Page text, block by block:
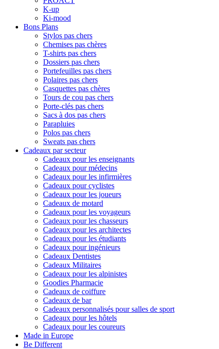
K-up
Ki-mood
Bons Plans
Stylos pas chers
Chemises pas chères
T-shirts pas chers
Dossiers pas chers
Portefeuilles pas chers
Polaires pas chers
Casquettes pas chères
Tours de cou pas chers
Porte-clés pas chers
Sacs à dos pas chers
Parapluies
Polos pas chers
Sweats pas chers
Cadeaux par secteur
Cadeaux pour les enseignants
Cadeaux pour médecins
Cadeaux pour les infirmières
Cadeaux pour cyclistes
Cadeaux pour les joueurs
Cadeaux de motard
Cadeaux pour les voyageurs
Cadeaux pour les chasseurs
Cadeaux pour les architectes
Cadeaux pour les étudiants
Cadeaux pour ingénieurs
Cadeaux Dentistes
Cadeaux Militaires
Cadeaux pour les alpinistes
Goodies Pharmacie
Cadeaux de coiffure
Cadeaux de bar
Cadeaux personnalisés pour salles de sport
Cadeaux pour les hôtels
Cadeaux pour les coureurs
Made in Europe
Be Different